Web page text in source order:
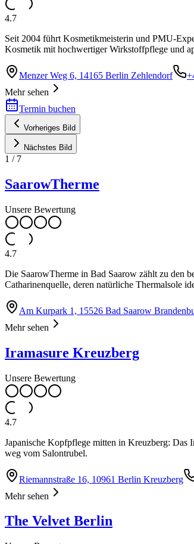
4.7
Seit 2004 führt Kosmetikmeisterin und PMU-
Kosmetik mit hochwertiger Wirkstoffpflege und
Menzer Weg 6, 14165 Berlin Zehlendorf
Mehr sehen
Termin buchen
Vorheriges Bild
Nächstes Bild
1 / 7
SaarowTherme
Unsere Bewertung
4.7
Die SaarowTherme in Bad Saarow zählt zu den
Catharinenquelle, deren natürliche Thermalsole
Am Kurpark 1, 15526 Bad Saarow
Mehr sehen
Iramasure Kreuzberg
Unsere Bewertung
4.7
Japanische Kopfpflege mitten in Kreuzberg: Das
weg vom Salontrubel.
Riemannstraße 16, 10961 Berlin Kreuzberg
Mehr sehen
The Velvet Berlin